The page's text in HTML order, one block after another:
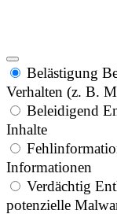
Belästigung
Verhalten (z. B.
Beleidigend
Inhalte
Informationen
Verdächtig
potenzielle